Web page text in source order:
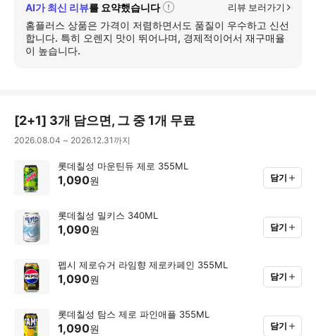
AI가 최신 리뷰를 요약했습니다
자
세
히
리뷰 보러가기
홈플러스 상품은 가격이 저렴하면서도 품질이 우수하고 신선
합니다. 특히 오렌지 맛이 뛰어나며, 경제적이어서 재구매율
이 높습니다.
[2+1] 3개 담으면, 그 중 1개 무료
2026.08.04 ~ 2026.12.31 까지
롯데칠성 마운틴듀 제로 355ML
1,090원 담기
롯데칠성 밀키스 340ML
1,090원 담기
펩시 제로슈거 라임향 제로카페인 355ML
1,090원 담기
롯데칠성 탐스 제로 파인애플 355ML
1,090원 담기